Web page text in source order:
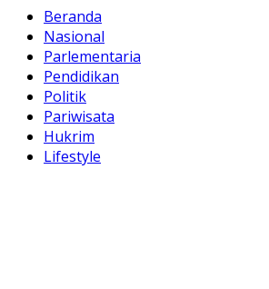
Beranda
Nasional
Parlementaria
Pendidikan
Politik
Pariwisata
Hukrim
Lifestyle